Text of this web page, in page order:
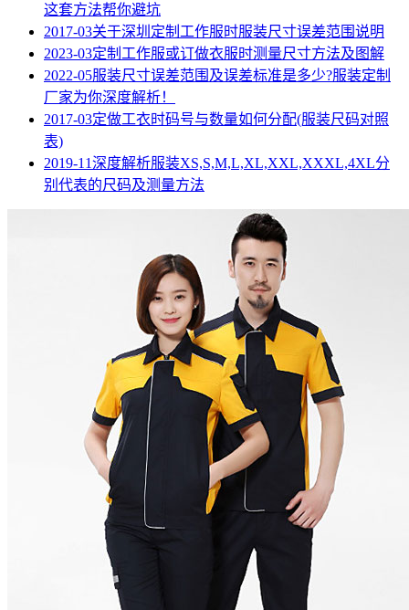
这套方法帮你避坑
2017-03关于深圳定制工作服时服装尺寸误差范围说明
2023-03定制工作服或订做衣服时测量尺寸方法及图解
2022-05服装尺寸误差范围及误差标准是多少?服装定制
厂家为你深度解析！
2017-03定做工衣时码号与数量如何分配(服装尺码对照
表)
2019-11深度解析服装XS,S,M,L,XL,XXL,XXXL,4XL分
别代表的尺码及测量方法